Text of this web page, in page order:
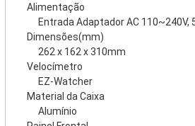
Alimentação
Entrada Adaptador AC 110~240V,
Dimensões(mm)
262 x 162 x 310mm
Velocímetro
EZ-Watcher
Material da Caixa
Alumínio